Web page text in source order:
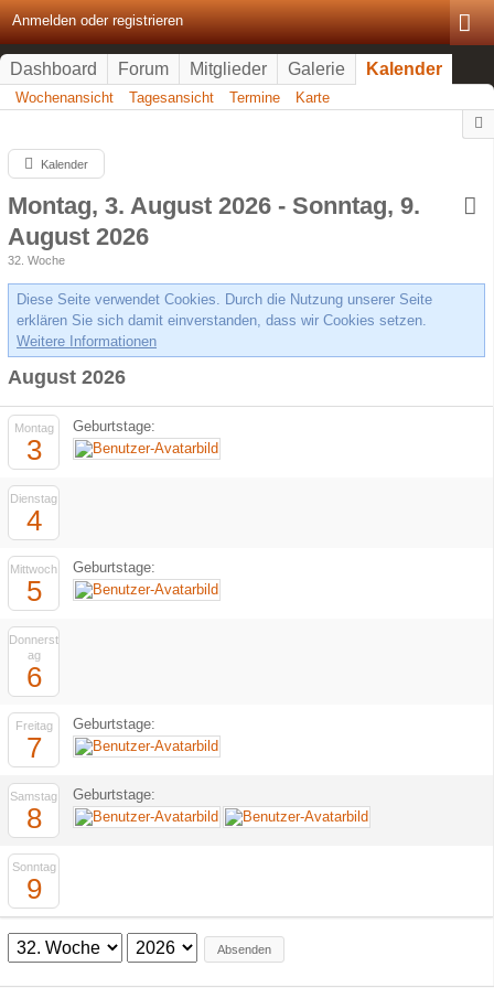
Anmelden oder registrieren
Dashboard Forum Mitglieder Galerie Kalender
Wochenansicht Tagesansicht Termine Karte
Kalender
Montag, 3. August 2026 - Sonntag, 9.
August 2026
32. Woche
Diese Seite verwendet Cookies. Durch die Nutzung unserer Seite
erklären Sie sich damit einverstanden, dass wir Cookies setzen.
Weitere Informationen
August 2026
Montag
3
Geburtstage:
Dienstag
4
Mittwoch
5
Geburtstage:
Donnerst
ag
6
Freitag
7
Geburtstage:
Samstag
8
Geburtstage:
Sonntag
9
Absenden